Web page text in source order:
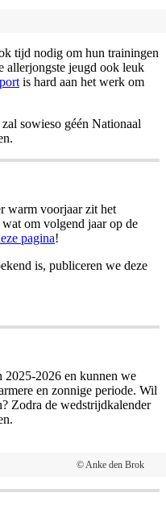
tijd nodig om hun trainingen
allerjongste jeugd ook leuk
is hard aan het werk om
sowieso géén Nationaal
warm voorjaar zit het
om volgend jaar op de
pagina!
is, publiceren we deze
2025-2026 en kunnen we
en zonnige periode. Wil
Zodra de wedstrijdkalender
© Anke den Brok